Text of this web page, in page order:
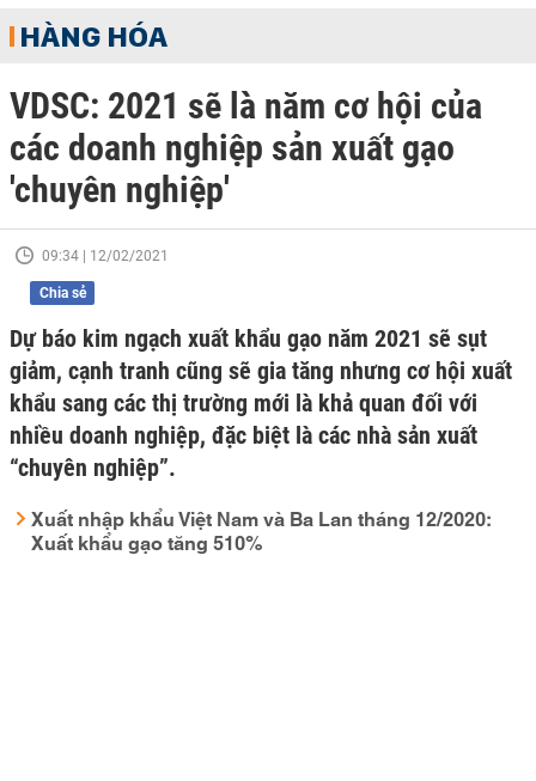
HÀNG HÓA
VDSC: 2021 sẽ là năm cơ hội của
các doanh nghiệp sản xuất gạo
'chuyên nghiệp'
09:34 | 12/02/2021
Chia sẻ
Dự báo kim ngạch xuất khẩu gạo năm 2021 sẽ sụt
giảm, cạnh tranh cũng sẽ gia tăng nhưng cơ hội xuất
khẩu sang các thị trường mới là khả quan đối với
nhiều doanh nghiệp, đặc biệt là các nhà sản xuất
“chuyên nghiệp”.
Xuất nhập khẩu Việt Nam và Ba Lan tháng 12/2020:
Xuất khẩu gạo tăng 510%